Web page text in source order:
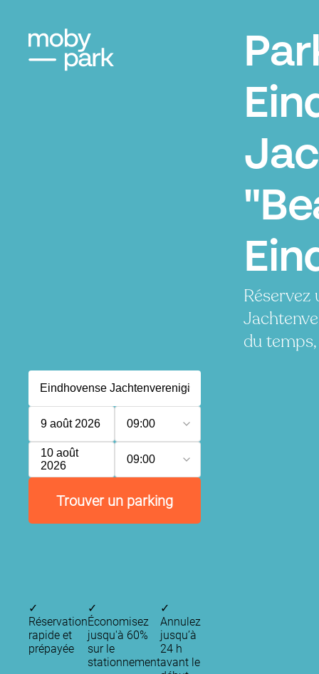
Réservez
du
9 août 2026 09:00
10 août
2026
09:00
Trouver un parking
✓
Réservation
rapide et
prépayée
✓
Économisez
jusqu'à 60%
sur le
stationnement
✓
Annulez
jusqu’à
24 h
avant le